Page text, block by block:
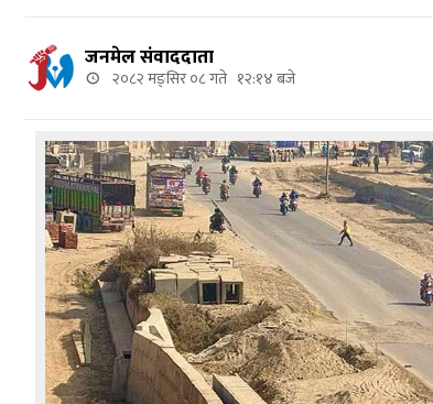
जनमेल संवाददाता
२०८२ मङ्सिर ०८ गते १२:१४ बजे